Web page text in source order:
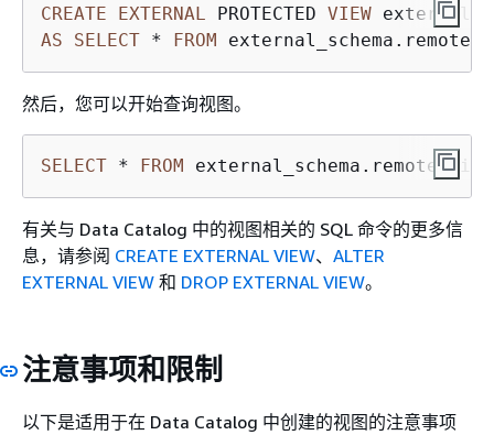
CREATE EXTERNAL PROTECTED VIEW
AS
SELECT * FROM
然后，您可以开始查询视图。
SELECT * FROM
有关与 Data Catalog 中的视图相关的 SQL 命令的更多信
息，请参阅 CREATE EXTERNAL VIEW、 ALTER
EXTERNAL VIEW 和 DROP EXTERNAL VIEW。
注意事项和限制
以下是适用于在 Data Catalog 中创建的视图的注意事项